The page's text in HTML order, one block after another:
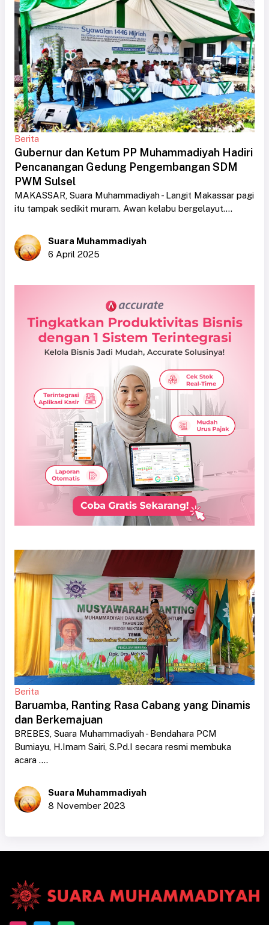
Berita
Gubernur dan Ketum PP Muhammadiyah Hadiri
Pencanangan Gedung Pengembangan SDM
PWM Sulsel
MAKASSAR, Suara Muhammadiyah - Langit Makassar pagi
itu tampak sedikit muram. Awan kelabu bergelayut....
Suara Muhammadiyah
6 April 2025
Berita
Baruamba, Ranting Rasa Cabang yang Dinamis
dan Berkemajuan
BREBES, Suara Muhammadiyah - Bendahara PCM
Bumiayu, H.Imam Sairi, S.Pd.I secara resmi membuka
acara ....
Suara Muhammadiyah
8 November 2023